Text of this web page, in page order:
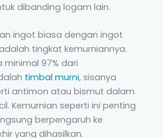
dibanding logam lain.
ingot biasa dengan ingot
tingkat kemurniannya.
minimal 97% dari
timbal murni, sisanya
antimon atau bismut dalam
Kemurnian seperti ini penting
berpengaruh ke
yang dihasilkan.